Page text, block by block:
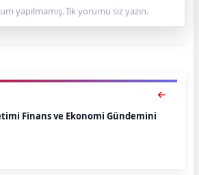
yapılmamış. İlk yorumu siz yazın.
Finans ve Ekonomi Gündemini